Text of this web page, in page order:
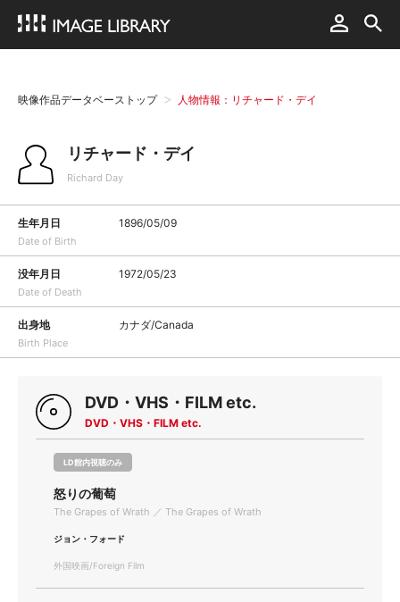
映像作品データベーストップ 人物情報：リチャード・デイ
リチャード・デイ
Richard Day
生年月日
Date of Birth
1896/05/09
没年月日
Date of Death
1972/05/23
出身地
Birth Place
カナダ/Canada
DVD・VHS・FILM etc.
DVD・VHS・FILM etc.
LD館内視聴のみ
怒りの葡萄
The Grapes of Wrath ／ The Grapes of Wrath
ジョン・フォード
外国映画/Foreign Film